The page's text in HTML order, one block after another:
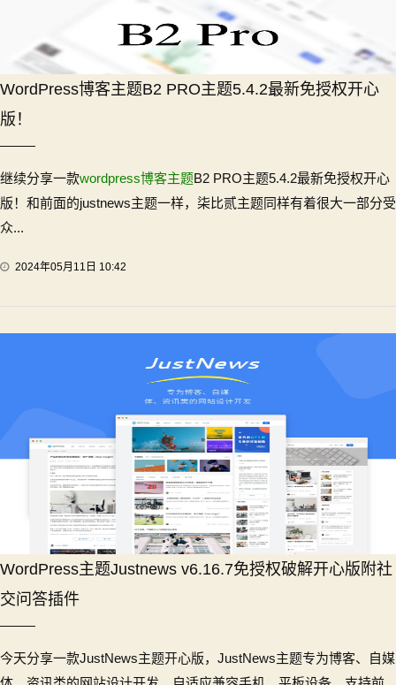
WordPress博客主题B2 PRO主题5.4.2最新免授权开心
版！
继续分享一款wordpress博客主题B2 PRO主题5.4.2最新免授权开心
版！和前面的justnews主题一样，柒比贰主题同样有着很大一部分受
众...
2024年05月11日 10:42
WordPress主题Justnews v6.16.7免授权破解开心版附社
交问答插件
今天分享一款JustNews主题开心版，JustNews主题专为博客、自媒